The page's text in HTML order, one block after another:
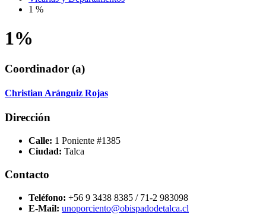
1 %
1%
Coordinador (a)
Christian Aránguiz Rojas
Dirección
Calle: 1 Poniente #1385
Ciudad: Talca
Contacto
Teléfono: +56 9 3438 8385 / 71-2 983098
E-Mail: unoporciento@obispadodetalca.cl